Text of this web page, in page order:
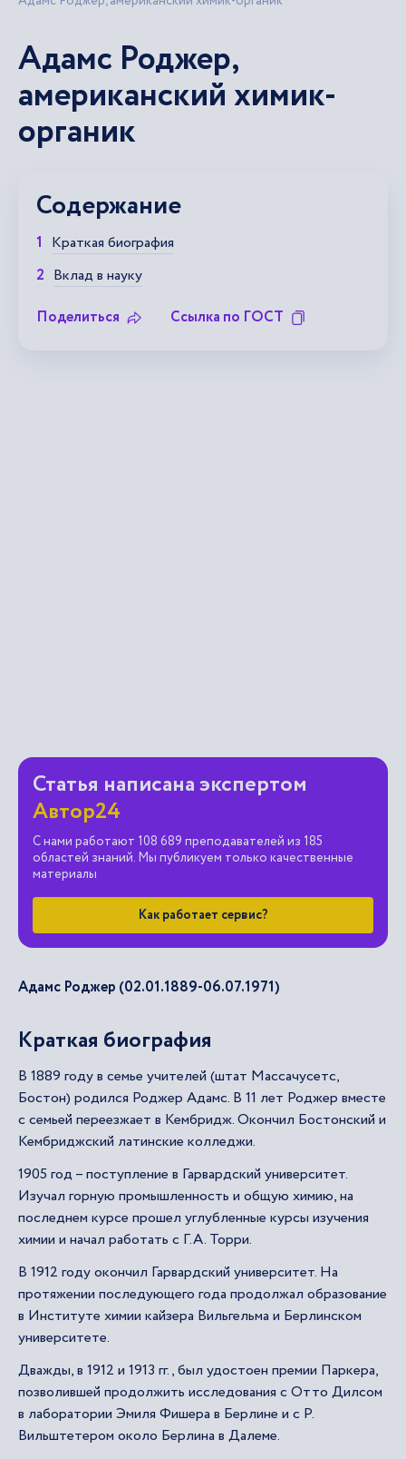
Адамс Роджер,
американский химик-
органик
Содержание
Краткая биография
Вклад в науку
Поделиться
Ссылка по ГОСТ
Статья написана экспертом
Автор24
С нами работают 108 689 преподавателей из 185
областей знаний. Мы публикуем только качественные
материалы
Как работает сервис?
Адамс Роджер (02.01.1889-06.07.1971)
Краткая биография
В 1889 году в семье учителей (штат Массачусетс,
Бостон) родился Роджер Адамс. В 11 лет Роджер вместе
с семьей переезжает в Кембридж. Окончил Бостонский и
Кембриджский латинские колледжи.
1905 год – поступление в Гарвардский университет.
Изучал горную промышленность и общую химию, на
последнем курсе прошел углубленные курсы изучения
химии и начал работать с Г.А. Торри.
В 1912 году окончил Гарвардский университет. На
протяжении последующего года продолжал образование
в Институте химии кайзера Вильгельма и Берлинском
университете.
Дважды, в 1912 и 1913 гг., был удостоен премии Паркера,
позволившей продолжить исследования с Отто Дилсом
в лаборатории Эмиля Фишера в Берлине и с Р.
Вильштетером около Берлина в Далеме.